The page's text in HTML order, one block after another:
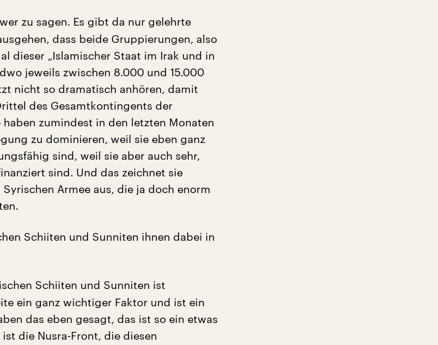
zu sagen. Es gibt da nur gelehrte
dass beide Gruppierungen, also
dieser „Islamischer Staat im Irak und in
jeweils zwischen 8.000 und 15.000
nicht so dramatisch anhören, damit
des Gesamtkontingents der
zumindest in den letzten Monaten
zu dominieren, weil sie eben ganz
sind, weil sie aber auch sehr,
sind. Und das zeichnet sie
Armee aus, die ja doch enorm
Schiiten und Sunniten ihnen dabei in
Schiiten und Sunniten ist
ein ganz wichtiger Faktor und ist ein
das eben gesagt, das ist so ein etwas
die Nusra-Front, die diesen